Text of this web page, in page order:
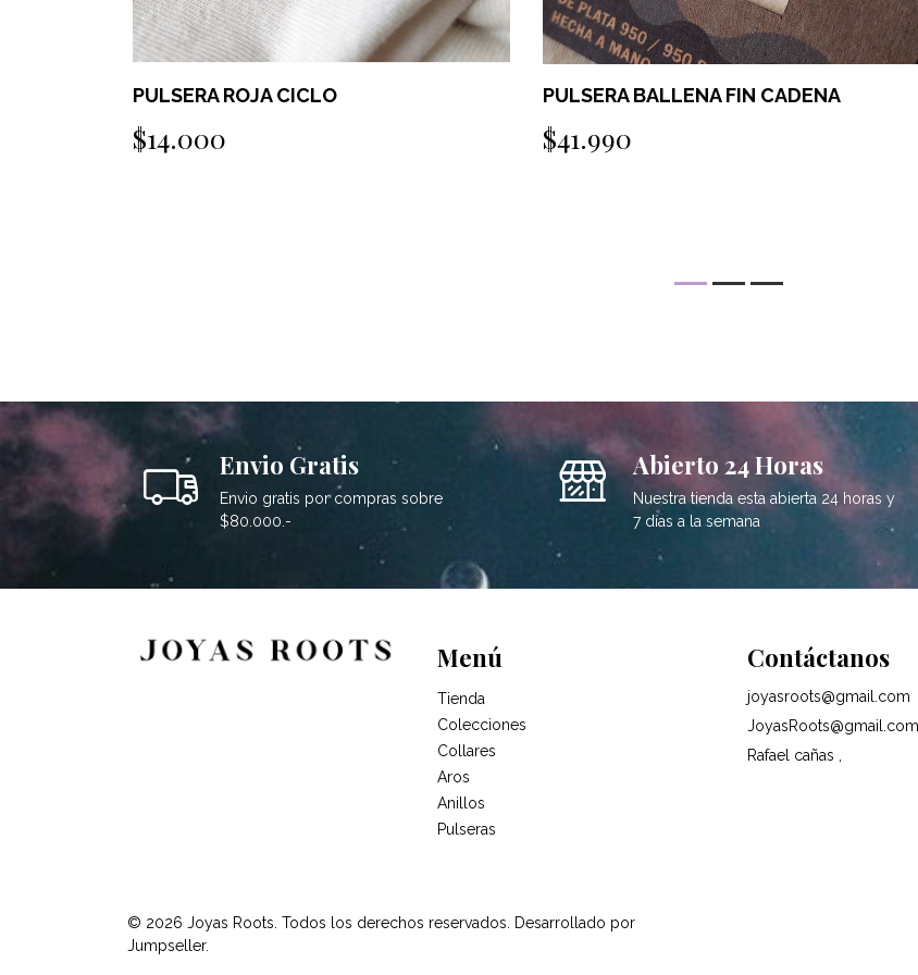
PULSERA ROJA CICLO
$14.000
PULSERA BALLENA FIN CADENA
$41.990
Envio Gratis
Envio gratis por compras sobre
$80.000.-
Abierto 24 Horas
Nuestra tienda esta abierta 24 horas y
7 días a la semana
Menú
Tienda
Colecciones
Collares
Aros
Anillos
Pulseras
Contáctanos
joyasroots@gmail.com
JoyasRoots@gmail.com
Rafael cañas ,
© 2026 Joyas Roots. Todos los derechos reservados.
Desarrollado por
Jumpseller.